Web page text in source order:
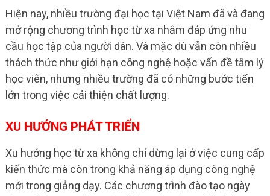
Hiện nay, nhiều trường đại học tại Việt Nam đã và đang
mở rộng chương trình học từ xa nhằm đáp ứng nhu
cầu học tập của người dân. Và mặc dù vẫn còn nhiều
thách thức như giới hạn công nghệ hoặc vấn đề tâm lý
học viên, nhưng nhiều trường đã có những bước tiến
lớn trong việc cải thiện chất lượng.
XU HƯỚNG PHÁT TRIỂN
Xu hướng học từ xa không chỉ dừng lại ở việc cung cấp
kiến thức mà còn trong khả năng áp dụng công nghệ
mới trong giảng dạy. Các chương trình đào tạo ngày